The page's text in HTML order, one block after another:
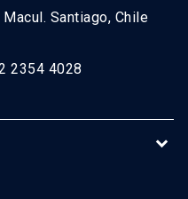
Santiago, Chile
2354 4028